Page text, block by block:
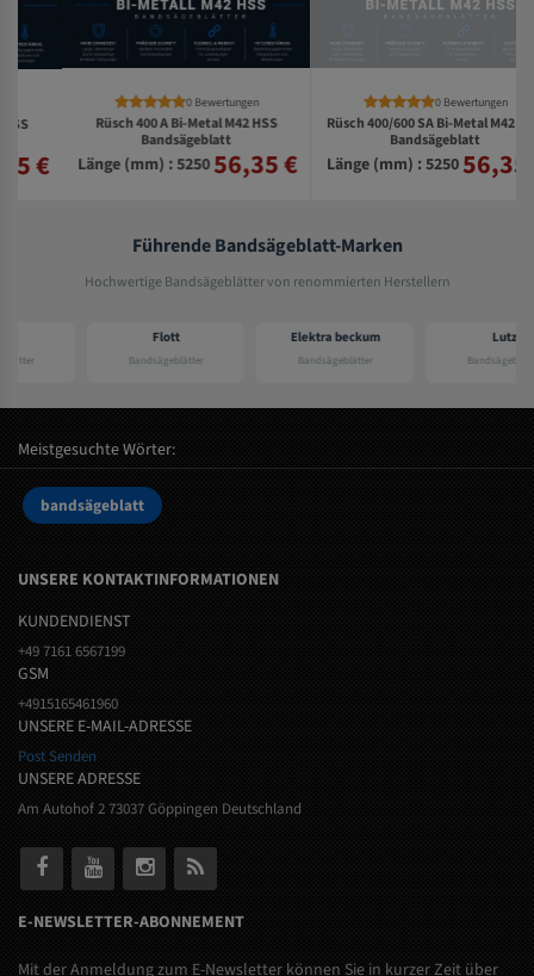
0 Bewertungen
Rüsch 400 A Bi-Metal M42 HSS
Bandsägeblatt
Länge (mm) : 5250 56,35 €
0 Bewertungen
Rüsch 400/600 SA Bi-Metal M42 HSS
Bandsägeblatt
Länge (mm) : 5250 56,35 €
Führende Bandsägeblatt-Marken
Hochwertige Bandsägeblätter von renommierten Herstellern
Bandsägeblätter
Elektra beckum
Bandsägeblätter Bandsägeblätter
Meistgesuchte Wörter:
bandsägeblatt
UNSERE KONTAKTINFORMATIONEN
KUNDENDIENST
+49 7161 6567199
GSM
+4915165461960
UNSERE E-MAIL-ADRESSE
Post Senden
UNSERE ADRESSE
Am Autohof 2 73037 Göppingen Deutschland
E-NEWSLETTER-ABONNEMENT
Mit der Anmeldung zum E-Newsletter können Sie in kurzer Zeit über